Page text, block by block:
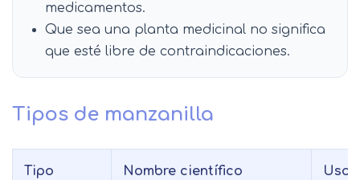
medicamentos.
Que sea una planta medicinal no significa
que esté libre de contraindicaciones.
Tipos de manzanilla
Tipo Nombre científico Uso